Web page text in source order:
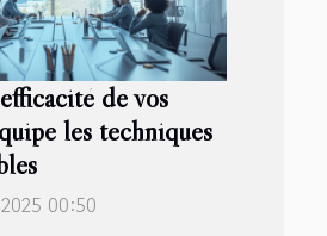
de vos
les techniques
00:50